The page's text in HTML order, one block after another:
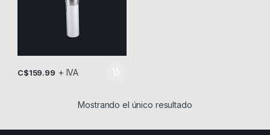
C$159.99 + IVA
Mostrando el único resultado